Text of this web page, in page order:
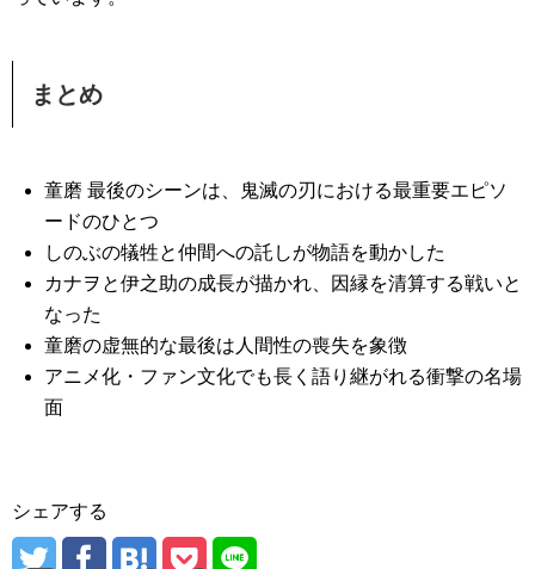
まとめ
童磨 最後のシーンは、鬼滅の刃における最重要エピソ
ードのひとつ
しのぶの犠牲と仲間への託しが物語を動かした
カナヲと伊之助の成長が描かれ、因縁を清算する戦いと
なった
童磨の虚無的な最後は人間性の喪失を象徴
アニメ化・ファン文化でも長く語り継がれる衝撃の名場
面
シェアする